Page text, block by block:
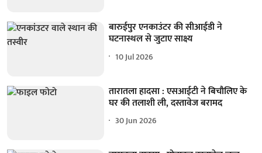
बारुईपुर एनकाउंटर की सीआईडी ने
घटनास्थल से जुटाए साक्ष्य
10 Jul 2026
तारातला हादसा : एसआईटी ने बिचौलिए के
घर की तलाशी ली, दस्तावेज बरामद
30 Jun 2026